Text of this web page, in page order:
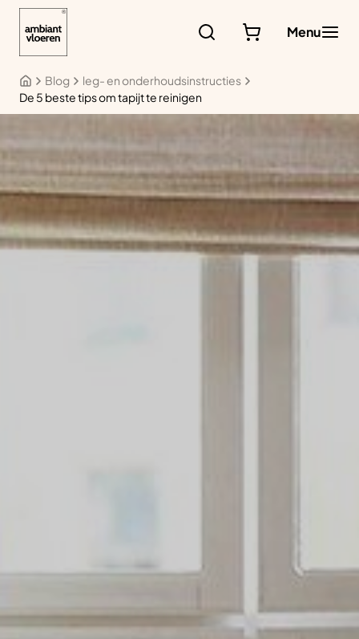
Menu
Blog
leg- en onderhoudsinstructies
De 5 beste tips om tapijt te reinigen